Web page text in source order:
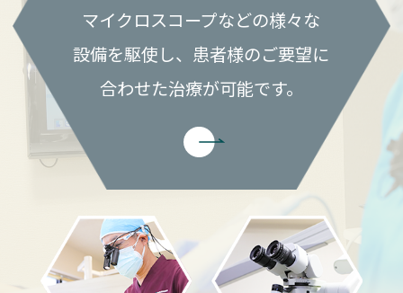
マイクロスコープなどの様々な
設備を駆使し、患者様のご要望に
合わせた治療が可能です。